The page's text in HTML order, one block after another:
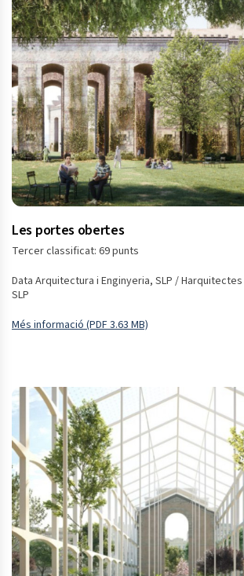
Les portes obertes
Tercer classificat: 69 punts
Data Arquitectura i Enginyeria, SLP /
SLP
Més informació (PDF 3.63 MB)